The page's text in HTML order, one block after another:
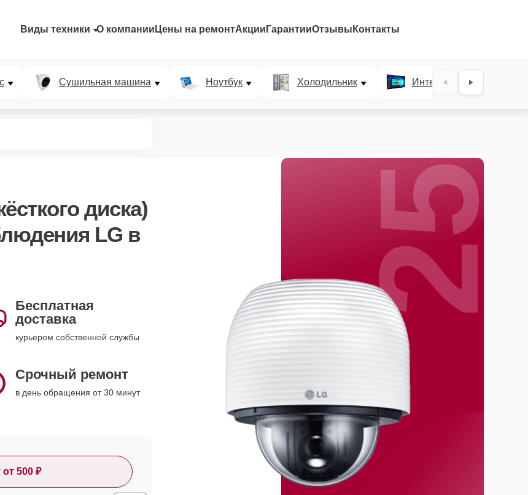
Виды техники О компании Цены на ремонтАкции ГарантииОтзывы Контакты
Сушильная машина Ноутбук Холодильник Интерактивные панели
диска)
LG в
Бесплатная
доставка
курьером собственной службы
Срочный ремонт
в день обращения от 30 минут
от 500 ₽
25%